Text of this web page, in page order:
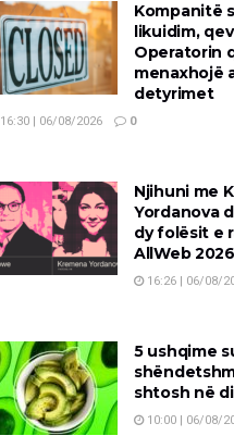
Kompanitë
likuidim,
Operatorin
menaxhojë
detyrimet
| 06/08/2026 0
Njihuni me
Yordanova
dy folësit e
AllWeb 2026
16:26 | 06/08/
5 ushqime
shtosh në
10:00 | 06/08/